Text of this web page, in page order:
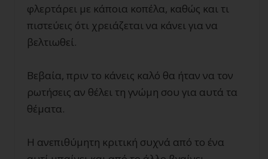
φλερτάρει με κάποια κοπέλα, καθώς και τι
πιστεύεις ότι χρειάζεται να κάνει για να
βελτιωθεί.
Βεβαία, πριν το κάνεις καλό θα ήταν να τον
ρωτήσεις αν θέλει τη γνώμη σου για αυτά τα
θέματα.
Η ανεπιθύμητη κριτική συχνά από το ένα